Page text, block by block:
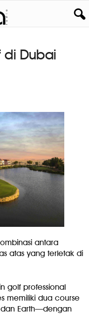
di Dubai
antara
atas yang terletak di
golf professional
memiliki dua course
dan Earth—dengan